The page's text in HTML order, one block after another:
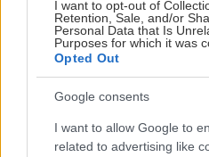
I want to opt-out of
Retention, Sale, and/or
Personal Data that Is
Purposes for which it was
Opted Out
Google consents
I want to allow Google to
related to advertising like
δημοφιλές καφέ-
Άλσος Συγγρού